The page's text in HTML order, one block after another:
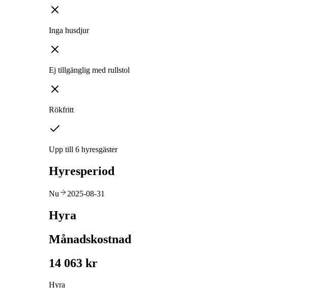
Inga husdjur
Ej tillgänglig med rullstol
Rökfritt
Upp till 6 hyresgäster
Hyresperiod
Nu 2025-08-31
Hyra
Månadskostnad
14 063 kr
Hyra